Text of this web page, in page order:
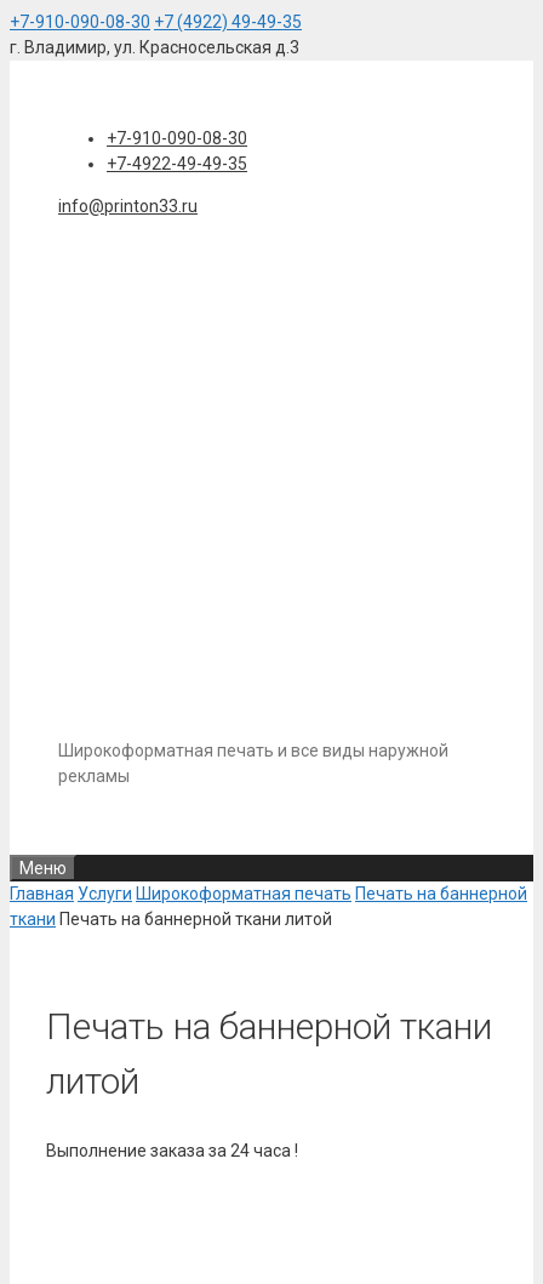
+7-910-090-08-30 +7 (4922) 49-49-35
г. Владимир, ул. Красносельская д.3
+7-910-090-08-30
+7-4922-49-49-35
info@printon33.ru
Широкоформатная печать и все виды наружной
рекламы
Меню
Главная Услуги Широкоформатная печать Печать на баннерной
ткани Печать на баннерной ткани литой
Печать на баннерной ткани
литой
Выполнение заказа за 24 часа !